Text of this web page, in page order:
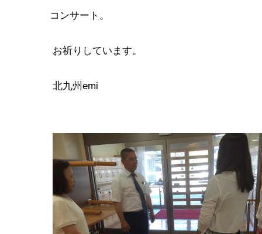
コンサート。
お祈りしています。
北九州emi